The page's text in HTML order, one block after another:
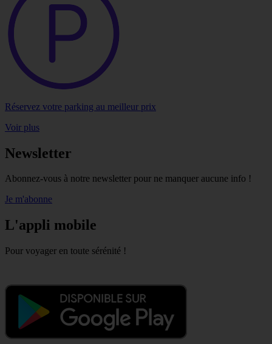
Réservez votre parking au meilleur prix
Voir plus
Newsletter
Abonnez-vous à notre newsletter pour ne manquer aucune info !
Je m'abonne
L'appli mobile
Pour voyager en toute sérénité !